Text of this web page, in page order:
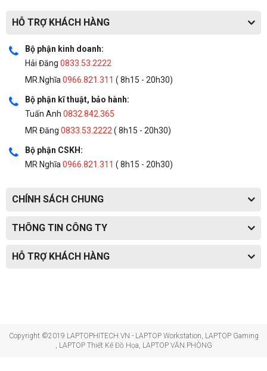
HỖ TRỢ KHÁCH HÀNG
Bộ phận kinh doanh:
Hải Đăng 0833.53.2222
MR.Nghĩa0966.821.311 ( 8h15 - 20h30)
Bộ phận kĩ thuật, bảo hành:
Tuấn Anh 0832.842.365
MR Đăng 0833.53.2222( 8h15 - 20h30)
Bộ phận CSKH:
MR Nghĩa0966.821.311 ( 8h15 - 20h30)
CHÍNH SÁCH CHUNG
THÔNG TIN CÔNG TY
HỖ TRỢ KHÁCH HÀNG
Copyright ©2019 LAPTOPHITECH.VN - LAPTOP Workstation, LAPTOP Gaming
, LAPTOP Thiết Kế Đồ Họa, LAPTOP VĂN PHÒNG